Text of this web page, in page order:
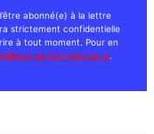
abonné(e) à la lettre
strictement confidentielle
à tout moment. Pour en
de Confidentialité